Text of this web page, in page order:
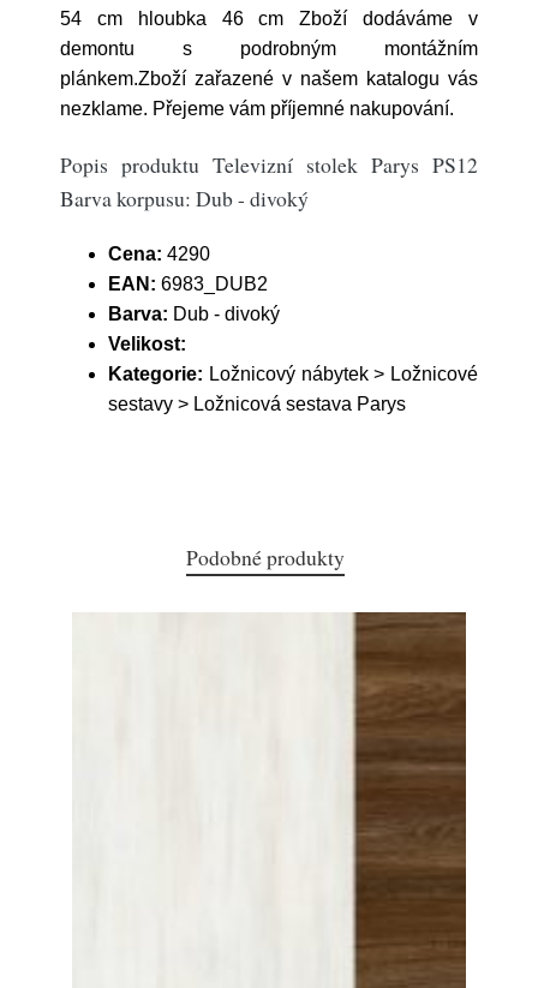
54 cm hloubka 46 cm Zboží dodáváme v
demontu s podrobným montážním
plánkem.Zboží zařazené v našem katalogu vás
nezklame. Přejeme vám příjemné nakupování.
Popis produktu Televizní stolek Parys PS12
Barva korpusu: Dub - divoký
Cena: 4290
EAN: 6983_DUB2
Barva: Dub - divoký
Velikost:
Kategorie: Ložnicový nábytek > Ložnicové
sestavy > Ložnicová sestava Parys
Podobné produkty